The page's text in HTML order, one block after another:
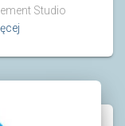
Studio